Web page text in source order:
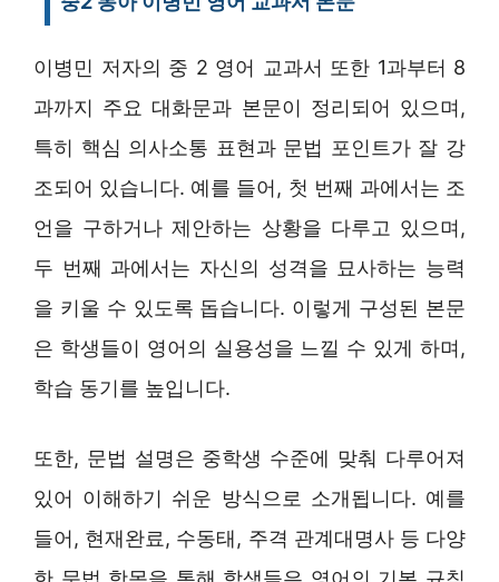
이병민 저자의 중 2 영어 교과서 또한 1과부터 8
과까지 주요 대화문과 본문이 정리되어 있으며,
특히 핵심 의사소통 표현과 문법 포인트가 잘 강
조되어 있습니다. 예를 들어, 첫 번째 과에서는 조
언을 구하거나 제안하는 상황을 다루고 있으며,
두 번째 과에서는 자신의 성격을 묘사하는 능력
을 키울 수 있도록 돕습니다. 이렇게 구성된 본문
은 학생들이 영어의 실용성을 느낄 수 있게 하며,
학습 동기를 높입니다.
또한, 문법 설명은 중학생 수준에 맞춰 다루어져
있어 이해하기 쉬운 방식으로 소개됩니다. 예를
들어, 현재완료, 수동태, 주격 관계대명사 등 다양